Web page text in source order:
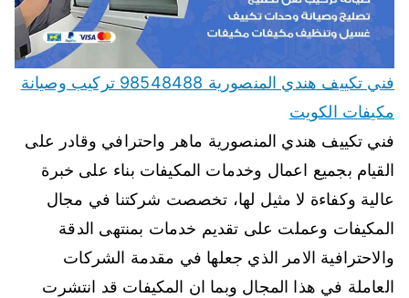
فني تكييف هندي المنصورية 98548488 تركيب وصيانة
مكيفات الكويت
فني تكييف هندي المنصورية ماهر واحترافي وقادر على
القيام بجميع اعمال وخدمات المكيفات بناء على خبرة
عالية وكفاءة لا مثيل لها، تخصصت شركتنا في مجال
المكيفات وعملت على تقديم خدمات بمنتهى الدقة
والاحترافية الامر الذي جعلها في مقدمة الشركات
العاملة في هذا المجال وبما ان المكيفات قد انتشرت